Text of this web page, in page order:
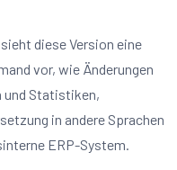
diese Version eine
vor, wie Änderungen
und Statistiken,
in andere Sprachen
ERP-System.